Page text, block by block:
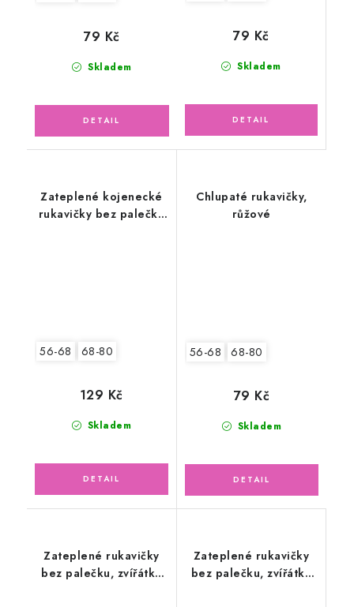
Skladem
79 Kč
Skladem
79 Kč
Zateplené kojenecké
rukavičky bez palečku
56-68 68-80
Skladem
129 Kč
Chlupaté rukavičky,
růžové
56-68 68-80
Skladem
79 Kč
Zateplené rukavičky
bez palečku, zvířátka
Zateplené rukavičky
bez palečku, zvířátka